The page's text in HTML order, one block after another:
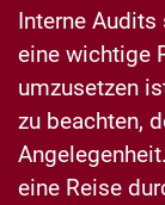
Interne Audits
eine wichtige
umzusetzen
zu beachten,
eine Reise